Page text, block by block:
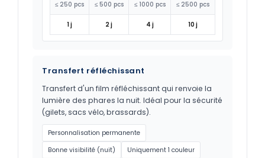
≤ 250 pcs ≤ 500 pcs ≤ 1000 pcs ≤ 2500 pcs
1 j 2 j 4 j 10 j
Transfert réfléchissant
Transfert d'un film réfléchissant qui renvoie la
lumière des phares la nuit. Idéal pour la sécurité
(gilets, sacs vélo, brassards).
Personnalisation permanente
Bonne visibilité (nuit)
Uniquement 1 couleur